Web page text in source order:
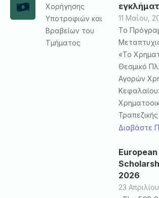
Χορήγησης
Υποτροφιών και
Βραβείων του
Τμήματος
11 Μαΐου,
Το
«Το
Θεσμικό
Αγορών
Τραπεζικής
Διαβάστε
2026
23